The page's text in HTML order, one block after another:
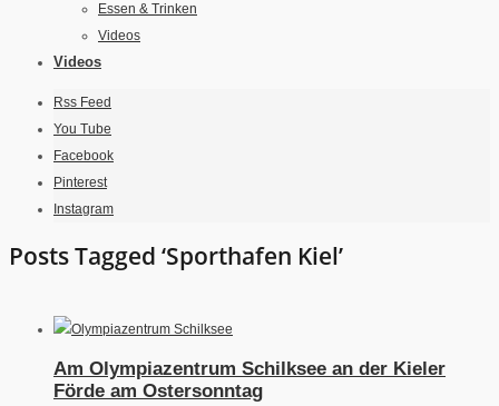
Essen & Trinken
Videos
Videos
Rss Feed
You Tube
Facebook
Pinterest
Instagram
Posts Tagged ‘Sporthafen Kiel’
Am Olympiazentrum Schilksee an der Kieler
Förde am Ostersonntag